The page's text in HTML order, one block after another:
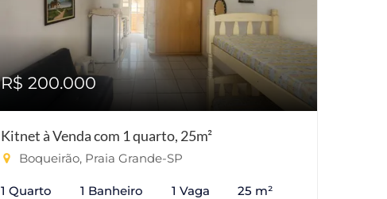
R$ 200.000
Kitnet à Venda com 1 quarto, 25m²
Boqueirão, Praia Grande-SP
1 Quarto 1 Banheiro 1 Vaga 25 m²